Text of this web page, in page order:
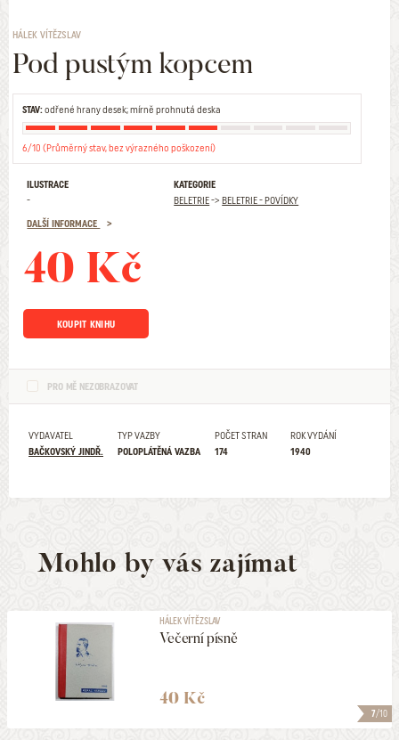
HÁLEK VÍTĚZSLAV
Pod pustým kopcem
STAV:odřené hrany desek; mírně prohnutá deska
6/10 (Průměrný stav, bez výrazného poškození)
ILUSTRACE
-
KATEGORIE
BELETRIE->BELETRIE - POVÍDKY
DALŠÍ INFORMACE
40 Kč
KOUPIT KNIHU
PRO MĚ NEZOBRAZOVAT
VYDAVATEL
BAČKOVSKÝ JINDŘ.
TYP VAZBY
POLOPLÁTĚNÁ VAZBA
POČET STRAN
174
ROK VYDÁNÍ
1940
Mohlo by vás zajímat
7/10
HÁLEK VÍTĚZSLAV
Večerní písně
40 Kč